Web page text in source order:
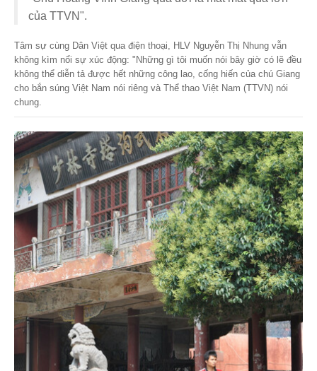
của TTVN".
Tâm sự cùng Dân Việt qua điện thoại, HLV Nguyễn Thị Nhung vẫn
không kìm nổi sự xúc động: "Những gì tôi muốn nói bây giờ có lẽ đều
không thể diễn tả được hết những công lao, cống hiến của chú Giang
cho bắn súng Việt Nam nói riêng và Thể thao Việt Nam (TTVN) nói
chung.